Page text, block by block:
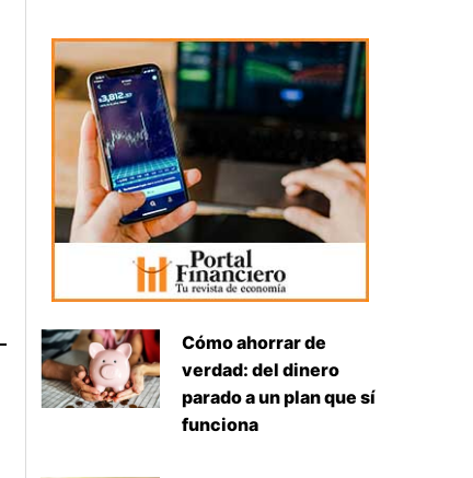
Cómo ahorrar de
verdad: del dinero
parado a un plan que sí
funciona